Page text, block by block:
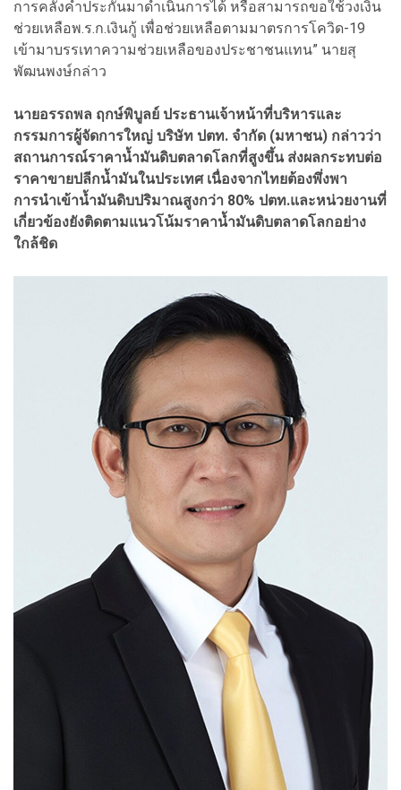
การคลังค้ำประกันมาดำเนินการได้ หรือสามารถขอใช้วงเงิน
ช่วยเหลือพ.ร.ก.เงินกู้ เพื่อช่วยเหลือตามมาตรการโควิด-19
เข้ามาบรรเทาความช่วยเหลือของประชาชนแทน” นายสุ
พัฒนพงษ์กล่าว
นายอรรถพล ฤกษ์พิบูลย์ ประธานเจ้าหน้าที่บริหารและ
กรรมการผู้จัดการใหญ่ บริษัท ปตท. จํากัด (มหาชน) กล่าวว่า
สถานการณ์ราคาน้ำมันดิบตลาดโลกที่สูงขึ้น ส่งผลกระทบต่อ
ราคาขายปลีกน้ำมันในประเทศ เนื่องจากไทยต้องพึ่งพา
การนำเข้าน้ำมันดิบปริมาณสูงกว่า 80% ปตท.และหน่วยงานที่
เกี่ยวข้องยังติดตามแนวโน้มราคาน้ำมันดิบตลาดโลกอย่าง
ใกล้ชิด